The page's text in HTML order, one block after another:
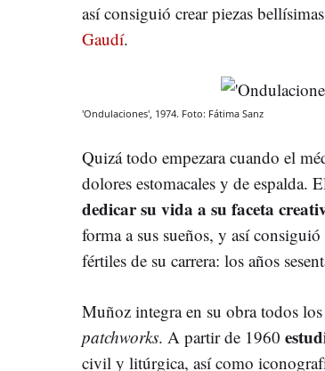
así consiguió crear piezas
Gaudí.
'Ondulaciones', 1974. Foto: Fátima Sanz
Quizá todo empezara cuando el
dolores estomacales y de espalda.
dedicar su vida a su faceta
forma a sus sueños, y así
fértiles de su carrera: los años
Muñoz integra en su obra todos
patchworks. A partir de 1960
civil y litúrgica, así como